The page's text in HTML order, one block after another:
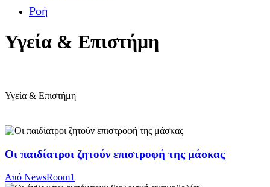
Ροή
Υγεία & Επιστήμη
Υγεία & Επιστήμη
Οι παιδίατροι ζητούν επιστροφή της μάσκας
Από NewsRoom1